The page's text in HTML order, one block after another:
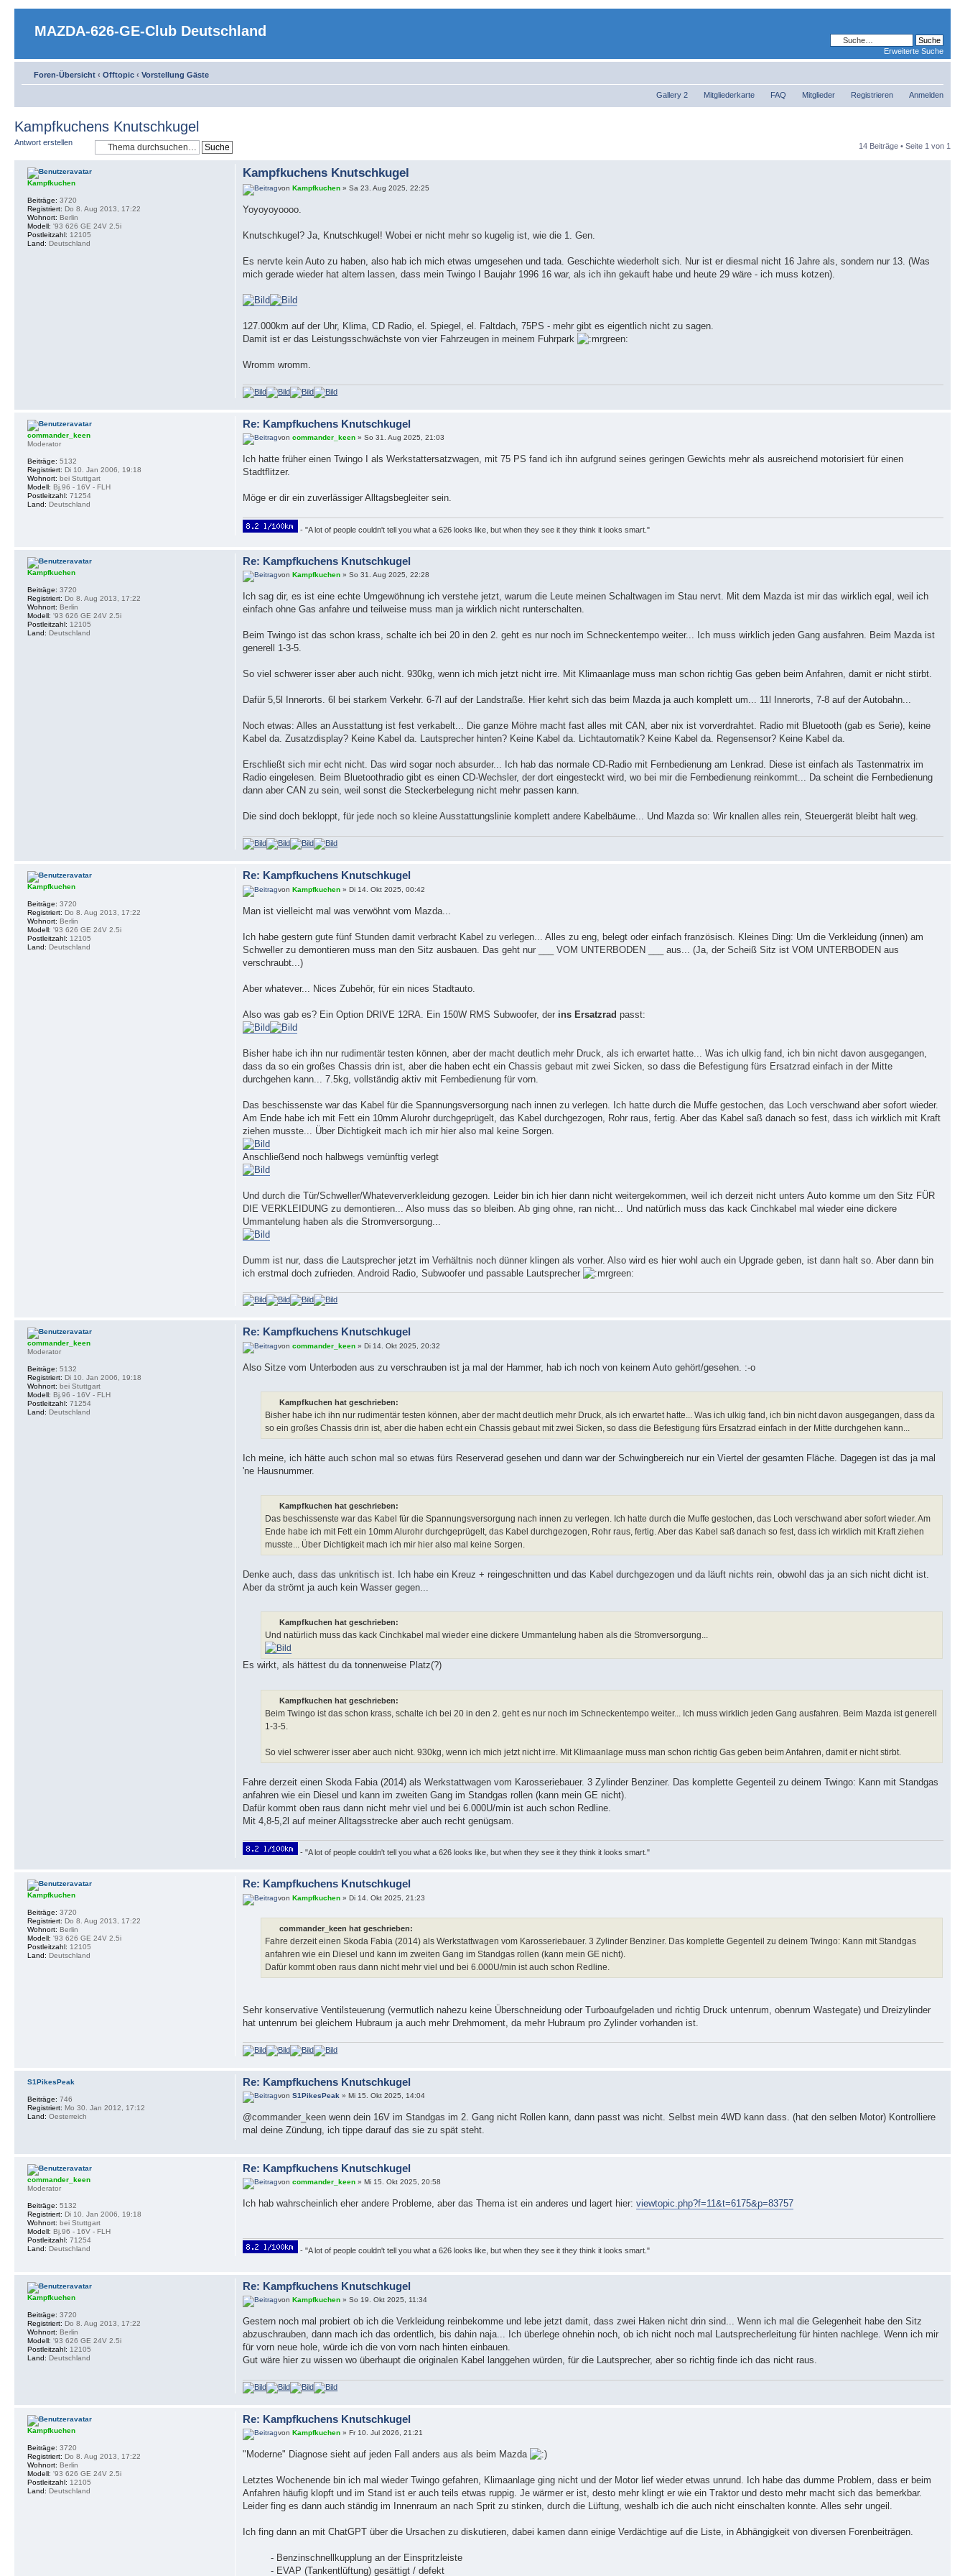
MAZDA-626-GE-Club Deutschland
Erweiterte Suche
Foren-Übersicht ‹ Offtopic ‹ Vorstellung Gäste
Gallery 2 Mitgliederkarte FAQ Mitglieder Registrieren Anmelden
Kampfkuchens Knutschkugel
Antwort erstellen 14 Beiträge • Seite 1 von 1
Kampfkuchens Knutschkugel
vonKampfkuchen » Sa 23. Aug 2025, 22:25
Yoyoyoyoooo.
Knutschkugel? Ja, Knutschkugel! Wobei er nicht mehr so kugelig ist, wie die 1. Gen.
Es nervte kein Auto zu haben, also hab ich mich etwas umgesehen und tada. Geschichte wiederholt sich. Nur ist er diesmal nicht 16 Jahre als, sondern nur 13. (Was
mich gerade wieder hat altern lassen, dass mein Twingo I Baujahr 1996 16 war, als ich ihn gekauft habe und heute 29 wäre - ich muss kotzen).
127.000km auf der Uhr, Klima, CD Radio, el. Spiegel, el. Faltdach, 75PS - mehr gibt es eigentlich nicht zu sagen.
Damit ist er das Leistungsschwächste von vier Fahrzeugen in meinem Fuhrpark
Wromm wromm.
Kampfkuchen
Beiträge: 3720
Registriert: Do 8. Aug 2013, 17:22
Wohnort: Berlin
Modell: '93 626 GE 24V 2.5i
Postleitzahl: 12105
Land: Deutschland
Re: Kampfkuchens Knutschkugel
voncommander_keen » So 31. Aug 2025, 21:03
Ich hatte früher einen Twingo I als Werkstattersatzwagen, mit 75 PS fand ich ihn aufgrund seines geringen Gewichts mehr als ausreichend motorisiert für einen
Stadtflitzer.
Möge er dir ein zuverlässiger Alltagsbegleiter sein.
- "A lot of people couldn't tell you what a 626 looks like, but when they see it they think it looks smart."
commander_keen
Moderator
Beiträge: 5132
Registriert: Di 10. Jan 2006, 19:18
Wohnort: bei Stuttgart
Modell: Bj.96 - 16V - FLH
Postleitzahl: 71254
Land: Deutschland
Re: Kampfkuchens Knutschkugel
von Kampfkuchen » So 31. Aug 2025, 22:28
Ich sag dir, es ist eine echte Umgewöhnung ich verstehe jetzt, warum die Leute meinen Schaltwagen im Stau nervt. Mit dem Mazda ist mir das wirklich egal, weil ich
einfach ohne Gas anfahre und teilweise muss man ja wirklich nicht runterschalten.
Beim Twingo ist das schon krass, schalte ich bei 20 in den 2. geht es nur noch im Schneckentempo weiter... Ich muss wirklich jeden Gang ausfahren. Beim Mazda ist
generell 1-3-5.
So viel schwerer isser aber auch nicht. 930kg, wenn ich mich jetzt nicht irre. Mit Klimaanlage muss man schon richtig Gas geben beim Anfahren, damit er nicht stirbt.
Dafür 5,5l Innerorts. 6l bei starkem Verkehr. 6-7l auf der Landstraße. Hier kehrt sich das beim Mazda ja auch komplett um... 11l Innerorts, 7-8 auf der Autobahn...
Noch etwas: Alles an Ausstattung ist fest verkabelt... Die ganze Möhre macht fast alles mit CAN, aber nix ist vorverdrahtet. Radio mit Bluetooth (gab es Serie), keine
Kabel da. Zusatzdisplay? Keine Kabel da. Lautsprecher hinten? Keine Kabel da. Lichtautomatik? Keine Kabel da. Regensensor? Keine Kabel da.
Erschließt sich mir echt nicht. Das wird sogar noch absurder... Ich hab das normale CD-Radio mit Fernbedienung am Lenkrad. Diese ist einfach als Tastenmatrix im
Radio eingelesen. Beim Bluetoothradio gibt es einen CD-Wechsler, der dort eingesteckt wird, wo bei mir die Fernbedienung reinkommt... Da scheint die Fernbedienung
dann aber CAN zu sein, weil sonst die Steckerbelegung nicht mehr passen kann.
Die sind doch bekloppt, für jede noch so kleine Ausstattungslinie komplett andere Kabelbäume... Und Mazda so: Wir knallen alles rein, Steuergerät bleibt halt weg.
Kampfkuchen
Beiträge: 3720
Registriert: Do 8. Aug 2013, 17:22
Wohnort: Berlin
Modell: '93 626 GE 24V 2.5i
Postleitzahl: 12105
Land: Deutschland
Re: Kampfkuchens Knutschkugel
vonKampfkuchen » Di 14. Okt 2025, 00:42
Man ist vielleicht mal was verwöhnt vom Mazda...
Ich habe gestern gute fünf Stunden damit verbracht Kabel zu verlegen... Alles zu eng, belegt oder einfach französisch. Kleines Ding: Um die Verkleidung (innen) am
Schweller zu demontieren muss man den Sitz ausbauen. Das geht nur ___ VOM UNTERBODEN ___ aus... (Ja, der Scheiß Sitz ist VOM UNTERBODEN aus
verschraubt...)
Aber whatever... Nices Zubehör, für ein nices Stadtauto.
Also was gab es? Ein Option DRIVE 12RA. Ein 150W RMS Subwoofer, der ins Ersatzrad passt:
Bisher habe ich ihn nur rudimentär testen können, aber der macht deutlich mehr Druck, als ich erwartet hatte... Was ich ulkig fand, ich bin nicht davon ausgegangen,
dass da so ein großes Chassis drin ist, aber die haben echt ein Chassis gebaut mit zwei Sicken, so dass die Befestigung fürs Ersatzrad einfach in der Mitte
durchgehen kann... 7.5kg, vollständig aktiv mit Fernbedienung für vorn.
Das beschissenste war das Kabel für die Spannungsversorgung nach innen zu verlegen. Ich hatte durch die Muffe gestochen, das Loch verschwand aber sofort wieder.
Am Ende habe ich mit Fett ein 10mm Alurohr durchgeprügelt, das Kabel durchgezogen, Rohr raus, fertig. Aber das Kabel saß danach so fest, dass ich wirklich mit Kraft
ziehen musste... Über Dichtigkeit mach ich mir hier also mal keine Sorgen.
Anschließend noch halbwegs vernünftig verlegt
Und durch die Tür/Schweller/Whateververkleidung gezogen. Leider bin ich hier dann nicht weitergekommen, weil ich derzeit nicht unters Auto komme um den Sitz FÜR
DIE VERKLEIDUNG zu demontieren... Also muss das so bleiben. Ab ging ohne, ran nicht... Und natürlich muss das kack Cinchkabel mal wieder eine dickere
Ummantelung haben als die Stromversorgung...
Dumm ist nur, dass die Lautsprecher jetzt im Verhältnis noch dünner klingen als vorher. Also wird es hier wohl auch ein Upgrade geben, ist dann halt so. Aber dann bin
ich erstmal doch zufrieden. Android Radio, Subwoofer und passable Lautsprecher
Kampfkuchen
Beiträge: 3720
Registriert: Do 8. Aug 2013, 17:22
Wohnort: Berlin
Modell: '93 626 GE 24V 2.5i
Postleitzahl: 12105
Land: Deutschland
Re: Kampfkuchens Knutschkugel
voncommander_keen » Di 14. Okt 2025, 20:32
Also Sitze vom Unterboden aus zu verschrauben ist ja mal der Hammer, hab ich noch von keinem Auto gehört/gesehen. :-o
Kampfkuchen hat geschrieben:
Bisher habe ich ihn nur rudimentär testen können, aber der macht deutlich mehr Druck, als ich erwartet hatte... Was ich ulkig fand, ich bin nicht davon ausgegangen, dass da
so ein großes Chassis drin ist, aber die haben echt ein Chassis gebaut mit zwei Sicken, so dass die Befestigung fürs Ersatzrad einfach in der Mitte durchgehen kann...
Ich meine, ich hätte auch schon mal so etwas fürs Reserverad gesehen und dann war der Schwingbereich nur ein Viertel der gesamten Fläche. Dagegen ist das ja mal
'ne Hausnummer.
Kampfkuchen hat geschrieben:
Das beschissenste war das Kabel für die Spannungsversorgung nach innen zu verlegen. Ich hatte durch die Muffe gestochen, das Loch verschwand aber sofort wieder. Am
Ende habe ich mit Fett ein 10mm Alurohr durchgeprügelt, das Kabel durchgezogen, Rohr raus, fertig. Aber das Kabel saß danach so fest, dass ich wirklich mit Kraft ziehen
musste... Über Dichtigkeit mach ich mir hier also mal keine Sorgen.
Denke auch, dass das unkritisch ist. Ich habe ein Kreuz + reingeschnitten und das Kabel durchgezogen und da läuft nichts rein, obwohl das ja an sich nicht dicht ist.
Aber da strömt ja auch kein Wasser gegen...
Kampfkuchen hat geschrieben:
Und natürlich muss das kack Cinchkabel mal wieder eine dickere Ummantelung haben als die Stromversorgung...
Es wirkt, als hättest du da tonnenweise Platz(?)
Kampfkuchen hat geschrieben:
Beim Twingo ist das schon krass, schalte ich bei 20 in den 2. geht es nur noch im Schneckentempo weiter... Ich muss wirklich jeden Gang ausfahren. Beim Mazda ist generell
1-3-5.
So viel schwerer isser aber auch nicht. 930kg, wenn ich mich jetzt nicht irre. Mit Klimaanlage muss man schon richtig Gas geben beim Anfahren, damit er nicht stirbt.
Fahre derzeit einen Skoda Fabia (2014) als Werkstattwagen vom Karosseriebauer. 3 Zylinder Benziner. Das komplette Gegenteil zu deinem Twingo: Kann mit Standgas
anfahren wie ein Diesel und kann im zweiten Gang im Standgas rollen (kann mein GE nicht).
Dafür kommt oben raus dann nicht mehr viel und bei 6.000U/min ist auch schon Redline.
Mit 4,8-5,2l auf meiner Alltagsstrecke aber auch recht genügsam.
- "A lot of people couldn't tell you what a 626 looks like, but when they see it they think it looks smart."
commander_keen
Moderator
Beiträge: 5132
Registriert: Di 10. Jan 2006, 19:18
Wohnort: bei Stuttgart
Modell: Bj.96 - 16V - FLH
Postleitzahl: 71254
Land: Deutschland
Re: Kampfkuchens Knutschkugel
vonKampfkuchen » Di 14. Okt 2025, 21:23
commander_keen hat geschrieben:
Fahre derzeit einen Skoda Fabia (2014) als Werkstattwagen vom Karosseriebauer. 3 Zylinder Benziner. Das komplette Gegenteil zu deinem Twingo: Kann mit Standgas
anfahren wie ein Diesel und kann im zweiten Gang im Standgas rollen (kann mein GE nicht).
Dafür kommt oben raus dann nicht mehr viel und bei 6.000U/min ist auch schon Redline.
Sehr konservative Ventilsteuerung (vermutlich nahezu keine Überschneidung oder Turboaufgeladen und richtig Druck untenrum, obenrum Wastegate) und Dreizylinder
hat untenrum bei gleichem Hubraum ja auch mehr Drehmoment, da mehr Hubraum pro Zylinder vorhanden ist.
Kampfkuchen
Beiträge: 3720
Registriert: Do 8. Aug 2013, 17:22
Wohnort: Berlin
Modell: '93 626 GE 24V 2.5i
Postleitzahl: 12105
Land: Deutschland
Re: Kampfkuchens Knutschkugel
vonS1PikesPeak » Mi 15. Okt 2025, 14:04
@commander_keen wenn dein 16V im Standgas im 2. Gang nicht Rollen kann, dann passt was nicht. Selbst mein 4WD kann dass. (hat den selben Motor) Kontrolliere
mal deine Zündung, ich tippe darauf das sie zu spät steht.
S1PikesPeak
Beiträge: 746
Registriert: Mo 30. Jan 2012, 17:12
Land: Oesterreich
Re: Kampfkuchens Knutschkugel
voncommander_keen » Mi 15. Okt 2025, 20:58
Ich hab wahrscheinlich eher andere Probleme, aber das Thema ist ein anderes und lagert hier:viewtopic.php?f=11&t=6175&p=83757
- "A lot of people couldn't tell you what a 626 looks like, but when they see it they think it looks smart."
commander_keen
Moderator
Beiträge: 5132
Registriert: Di 10. Jan 2006, 19:18
Wohnort: bei Stuttgart
Modell: Bj.96 - 16V - FLH
Postleitzahl: 71254
Land: Deutschland
Re: Kampfkuchens Knutschkugel
vonKampfkuchen » So 19. Okt 2025, 11:34
Gestern noch mal probiert ob ich die Verkleidung reinbekomme und lebe jetzt damit, dass zwei Haken nicht drin sind... Wenn ich mal die Gelegenheit habe den Sitz
abzuschrauben, dann mach ich das ordentlich, bis dahin naja... Ich überlege ohnehin noch, ob ich nicht noch mal Lautsprecherleitung für hinten nachlege. Wenn ich mir
für vorn neue hole, würde ich die von vorn nach hinten einbauen.
Gut wäre hier zu wissen wo überhaupt die originalen Kabel langgehen würden, für die Lautsprecher, aber so richtig finde ich das nicht raus.
Kampfkuchen
Beiträge: 3720
Registriert: Do 8. Aug 2013, 17:22
Wohnort: Berlin
Modell: '93 626 GE 24V 2.5i
Postleitzahl: 12105
Land: Deutschland
Re: Kampfkuchens Knutschkugel
vonKampfkuchen » Fr 10. Jul 2026, 21:21
"Moderne" Diagnose sieht auf jeden Fall anders aus als beim Mazda
Letztes Wochenende bin ich mal wieder Twingo gefahren, Klimaanlage ging nicht und der Motor lief wieder etwas unrund. Ich habe das dumme Problem, dass er beim
Anfahren häufig klopft und im Stand ist er auch teils etwas ruppig. Je wärmer er ist, desto mehr klingt er wie ein Traktor und desto mehr macht sich das bemerkbar.
Leider fing es dann auch ständig im Innenraum an nach Sprit zu stinken, durch die Lüftung, weshalb ich die auch nicht einschalten konnte. Alles sehr ungeil.
Ich fing dann an mit ChatGPT über die Ursachen zu diskutieren, dabei kamen dann einige Verdächtige auf die Liste, in Abhängigkeit von diversen Forenbeiträgen.
- Benzinschnellkupplung an der Einspritzleiste
- EVAP (Tankentlüftung) gesättigt / defekt
Kampfkuchen
Beiträge: 3720
Registriert: Do 8. Aug 2013, 17:22
Wohnort: Berlin
Modell: '93 626 GE 24V 2.5i
Postleitzahl: 12105
Land: Deutschland